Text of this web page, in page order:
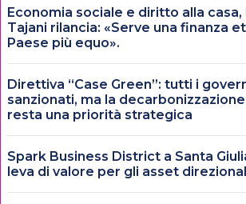
Economia sociale e diritto alla
Tajani rilancia: «Serve una finanza
Paese più equo».
Direttiva “Case Green”: tutti i
sanzionati, ma la
resta una priorità strategica
Spark Business District a Santa
leva di valore per gli asset